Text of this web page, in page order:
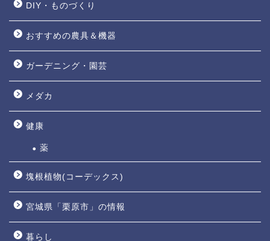
DIY・ものづくり
おすすめの農具＆機器
ガーデニング・園芸
メダカ
健康
薬
塊根植物(コーデックス)
宮城県「栗原市」の情報
暮らし